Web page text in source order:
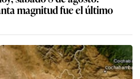
magnitud fue el último